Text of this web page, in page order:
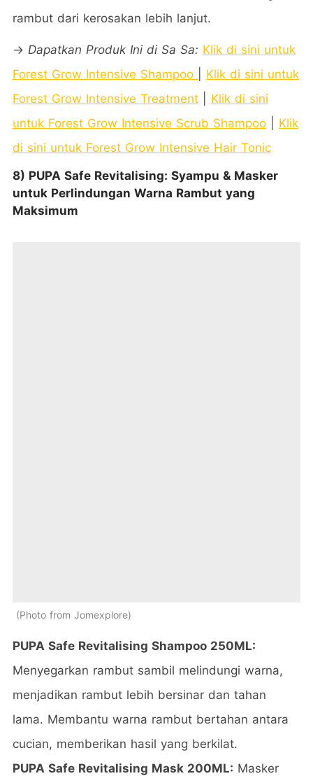
rambut dari kerosakan lebih lanjut.
→ Dapatkan Produk Ini di Sa Sa: Klik di sini untuk
Forest Grow Intensive Shampoo
Klik di sini untuk
Forest Grow Intensive Treatment
Klik di sini
untuk Forest Grow Intensive Scrub Shampoo
Klik
di sini untuk Forest Grow Intensive Hair Tonic
8) PUPA Safe Revitalising: Syampu & Masker
untuk Perlindungan Warna Rambut yang
Maksimum
Photo from Jomexplore
PUPA Safe Revitalising Shampoo 250ML:
Menyegarkan rambut sambil melindungi warna,
menjadikan rambut lebih bersinar dan tahan
lama. Membantu warna rambut bertahan antara
cucian, memberikan hasil yang berkilat.
PUPA Safe Revitalising Mask 200ML: Masker